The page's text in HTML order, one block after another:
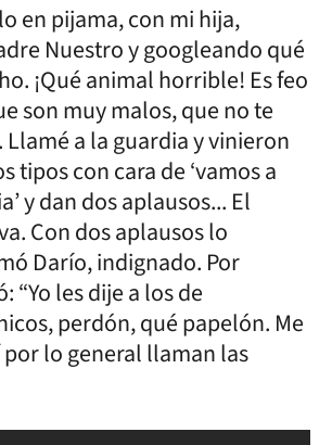
en pijama, con mi hija,
Nuestro y googleando qué
¡Qué animal horrible! Es feo
son muy malos, que no te
a la guardia y vinieron
tipos con cara de ‘vamos a
y dan dos aplausos... El
Con dos aplausos lo
Darío, indignado. Por
“Yo les dije a los de
perdón, qué papelón. Me
por lo general llaman las